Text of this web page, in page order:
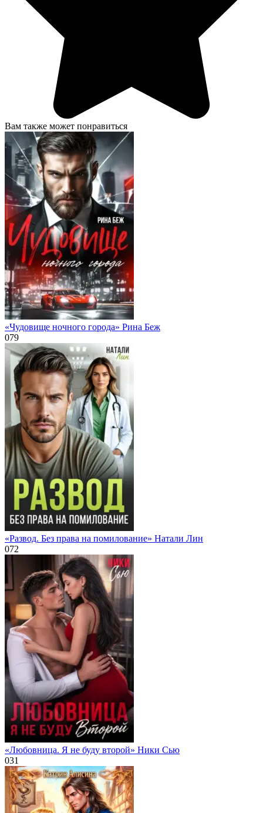
Вам также может понравиться
«Чудовище ночного города» Рина Беж
079
«Развод. Без права на помилование» Натали Лин
072
«Любовница. Я не буду второй» Ники Сью
031